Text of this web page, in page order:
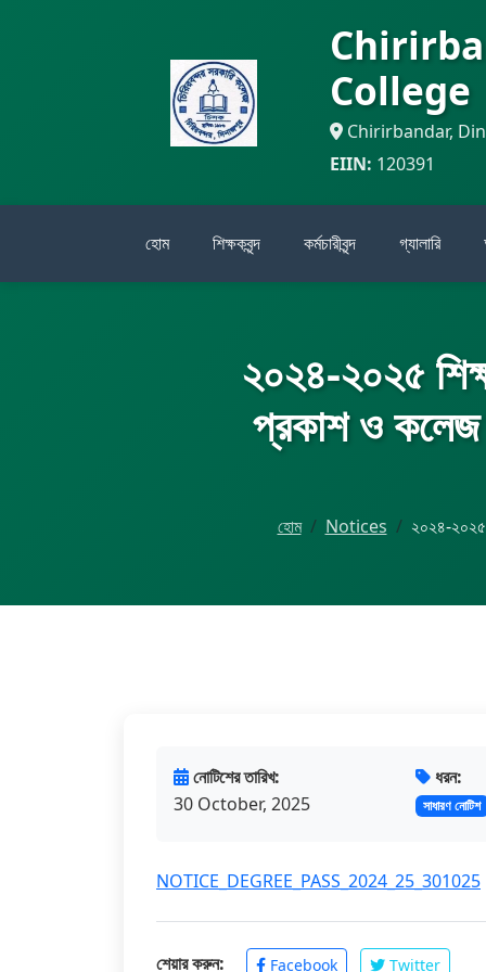
College
Chirirbandar,
EIIN: 120391
হোম শিক্ষকবৃন্দ কর্মচারীবৃন্দ গ্যালারি
২০২৪-২০২৫
প্রকাশ ও কলেজ
হোম
Notices ২০২৪-২০২৫
নোটিশের তারিখ:
30 October, 2025
ধরন:
সাধারণ নোটিশ
NOTICE_DEGREE_PASS_2024_25_301025
শেয়ার করুন: Facebook
Twitter